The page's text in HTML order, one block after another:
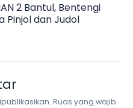
Bentengi
Pinjol dan Judol
Ruas yang wajib